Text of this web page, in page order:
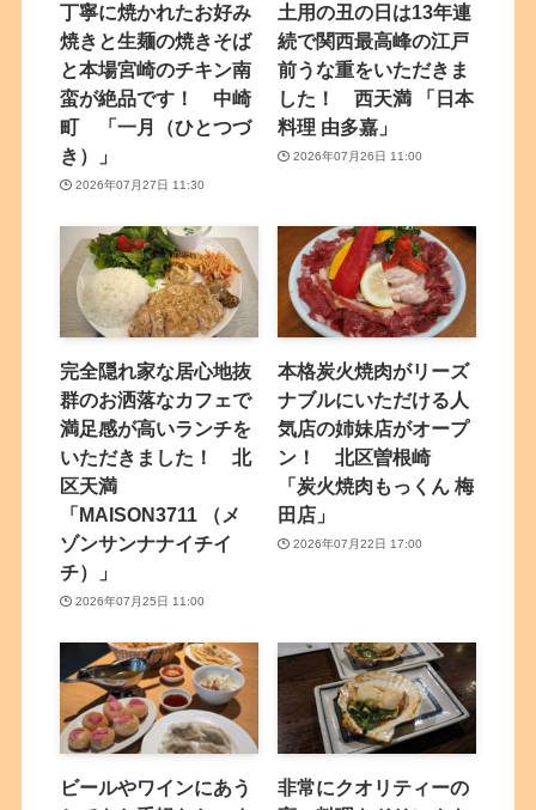
丁寧に焼かれたお好み
焼きと生麺の焼きそば
と本場宮崎のチキン南
蛮が絶品です！ 中崎
町 「一月（ひとつづ
き）」
2026年07月27日 11:30
土用の丑の日は13年連
続で関西最高峰の江戸
前うな重をいただきま
した！ 西天満 「日本
料理 由多嘉」
2026年07月26日 11:00
完全隠れ家な居心地抜
群のお洒落なカフェで
満足感が高いランチを
いただきました！ 北
区天満
「MAISON3711 （メ
ゾンサンナナイチイ
チ）」
2026年07月25日 11:00
本格炭火焼肉がリーズ
ナブルにいただける人
気店の姉妹店がオープ
ン！ 北区曽根崎
「炭火焼肉もっくん 梅
田店」
2026年07月22日 17:00
ビールやワインにあう
非常にクオリティーの